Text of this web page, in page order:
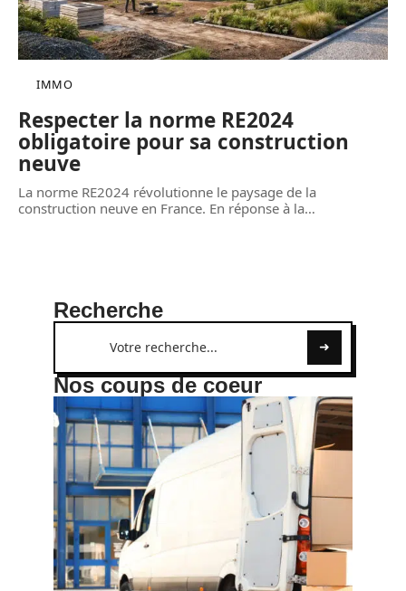
IMMO
Respecter la norme RE2024
obligatoire pour sa construction
neuve
La norme RE2024 révolutionne le paysage de la
construction neuve en France. En réponse à la…
Recherche
Nos coups de coeur